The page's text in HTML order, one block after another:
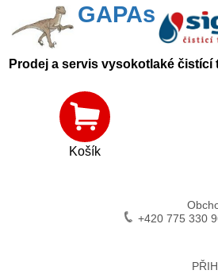
GAPAs
Prodej a servis vysokotlaké čistící
+420 775 330
Košík